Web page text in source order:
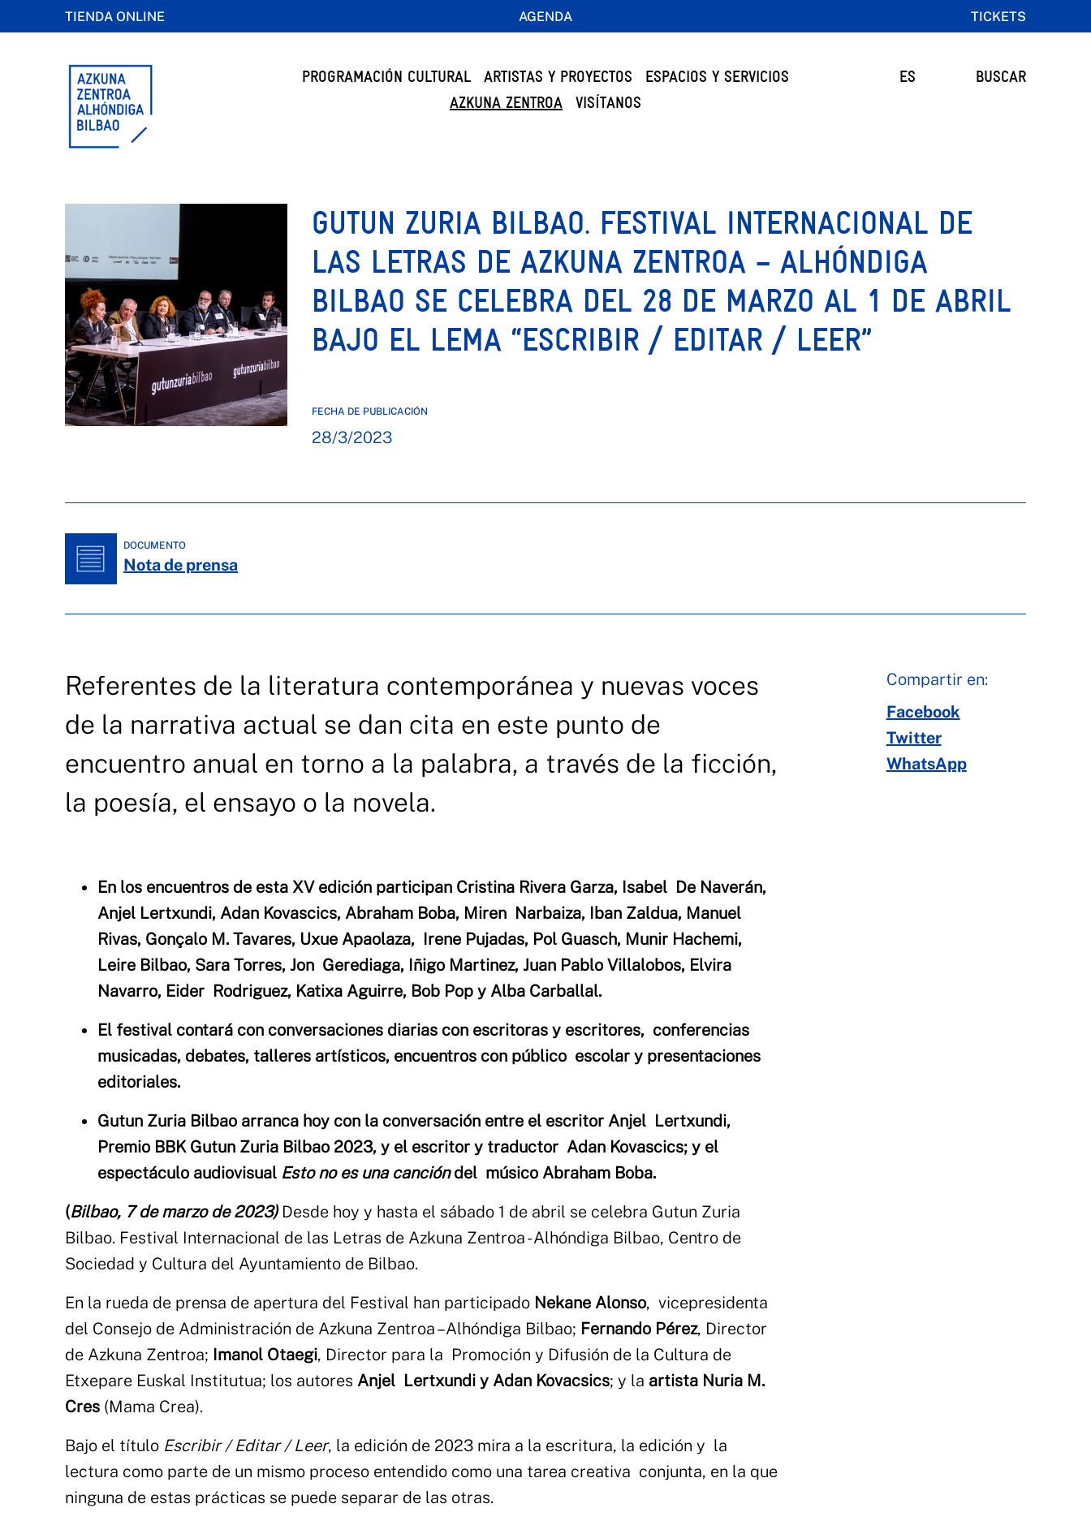
TIENDA ONLINE AGENDA TICKETS
PROGRAMACIÓN CULTURAL ARTISTAS Y PROYECTOS
ESPACIOS Y SERVICIOS
AZKUNA ZENTROA
VISÍTANOS
ES BUSCAR
GUTUN ZURIA BILBAO. FESTIVAL INTERNACIONAL DE
LAS LETRAS DE AZKUNA ZENTROA – ALHÓNDIGA
BILBAO SE CELEBRA DEL 28 DE MARZO AL 1 DE ABRIL
BAJO EL LEMA “ESCRIBIR / EDITAR / LEER”
FECHA DE PUBLICACIÓN
28/3/2023
DOCUMENTO
Nota de prensa
Referentes de la literatura contemporánea y nuevas voces
de la narrativa actual se dan cita en este punto de
encuentro anual en torno a la palabra, a través de la ficción,
la poesía, el ensayo o la novela.
En los encuentros de esta XV edición participan Cristina Rivera Garza, Isabel De Naverán,
Anjel Lertxundi, Adan Kovascics, Abraham Boba, Miren Narbaiza, Iban Zaldua, Manuel
Rivas, Gonçalo M. Tavares, Uxue Apaolaza, Irene Pujadas, Pol Guasch, Munir Hachemi,
Leire Bilbao, Sara Torres, Jon Gerediaga, Iñigo Martinez, Juan Pablo Villalobos, Elvira
Navarro, Eider Rodriguez, Katixa Aguirre, Bob Pop y Alba Carballal.
El festival contará con conversaciones diarias con escritoras y escritores, conferencias
musicadas, debates, talleres artísticos, encuentros con público escolar y presentaciones
editoriales.
Gutun Zuria Bilbao arranca hoy con la conversación entre el escritor Anjel Lertxundi,
Premio BBK Gutun Zuria Bilbao 2023, y el escritor y traductor Adan Kovascics; y el
espectáculo audiovisual Esto no es una cancióndel músico Abraham Boba.
(Bilbao, 7 de marzo de 2023) Desde hoy y hasta el sábado 1 de abril se celebra Gutun Zuria
Bilbao. Festival Internacional de las Letras de Azkuna Zentroa - Alhóndiga Bilbao, Centro de
Sociedad y Cultura del Ayuntamiento de Bilbao.
En la rueda de prensa de apertura del Festival han participado Nekane Alonso, vicepresidenta
del Consejo de Administración de Azkuna Zentroa –Alhóndiga Bilbao; Fernando Pérez, Director
de Azkuna Zentroa; Imanol Otaegi, Director para la Promoción y Difusión de la Cultura de
Etxepare Euskal Institutua; los autores Anjel Lertxundi y Adan Kovacsics; y la artista Nuria M.
Cres (Mama Crea).
Bajo el título Escribir / Editar / Leer, la edición de 2023 mira a la escritura, la edición y la
lectura como parte de un mismo proceso entendido como una tarea creativa conjunta, en la que
ninguna de estas prácticas se puede separar de las otras.
Compartir en:
Facebook
Twitter
WhatsApp